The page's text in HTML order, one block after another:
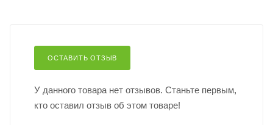
ОСТАВИТЬ ОТЗЫВ
У данного товара нет отзывов. Станьте первым,
кто оставил отзыв об этом товаре!